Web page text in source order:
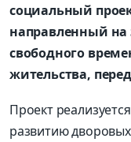
социальный
направленный на
свободного
жительства,
Проект
развитию